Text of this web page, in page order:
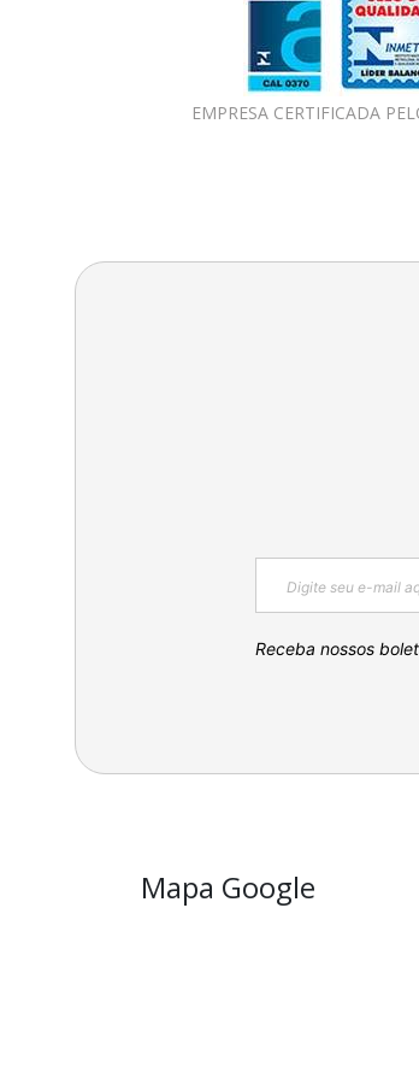
EMPRESA CERTIFICADA
Receba nossos
Mapa Google